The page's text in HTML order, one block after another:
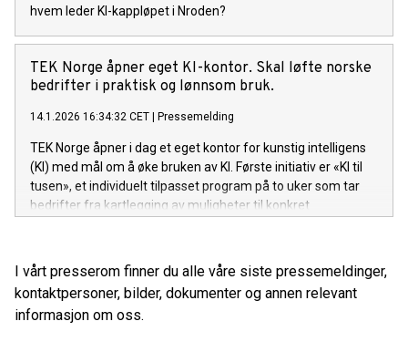
hvem leder KI-kappløpet i Nroden?
TEK Norge åpner eget KI-kontor. Skal løfte norske
bedrifter i praktisk og lønnsom bruk.
14.1.2026 16:34:32 CET Pressemelding
TEK Norge åpner i dag et eget kontor for kunstig intelligens
(KI) med mål om å øke bruken av KI. Første initiativ er «KI til
tusen», et individuelt tilpasset program på to uker som tar
bedrifter fra kartlegging av muligheter til konkret
I vårt presserom finner du alle våre siste pressemeldinger,
kontaktpersoner, bilder, dokumenter og annen relevant
informasjon om oss.